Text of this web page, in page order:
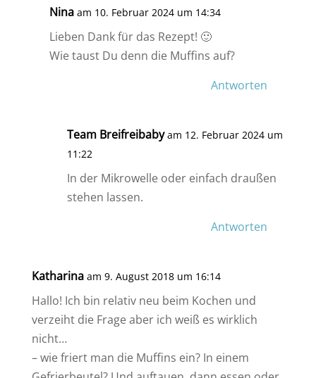
Nina am 10. Februar 2024 um 14:34
Lieben Dank für das Rezept! 🙂
Wie taust Du denn die Muffins auf?
Antworten
Team Breifreibaby am 12. Februar 2024 um
11:22
In der Mikrowelle oder einfach draußen
stehen lassen.
Antworten
Katharina am 9. August 2018 um 16:14
Hallo! Ich bin relativ neu beim Kochen und
verzeiht die Frage aber ich weiß es wirklich
nicht…
– wie friert man die Muffins ein? In einem